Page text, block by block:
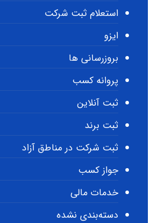
استعلام ثبت شرکت
ایزو
بروزرسانی ها
پروانه کسب
ثبت آنلاین
ثبت برند
ثبت شرکت در مناطق آزاد
جواز کسب
خدمات مالی
دسته‌بندی نشده